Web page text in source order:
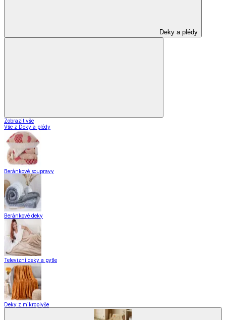
Deky a plédy
Zobrazit vše
Vše z Deky a plédy
Beránkové soupravy
Beránkové deky
Televizní deky a pytle
Deky z mikroplyše